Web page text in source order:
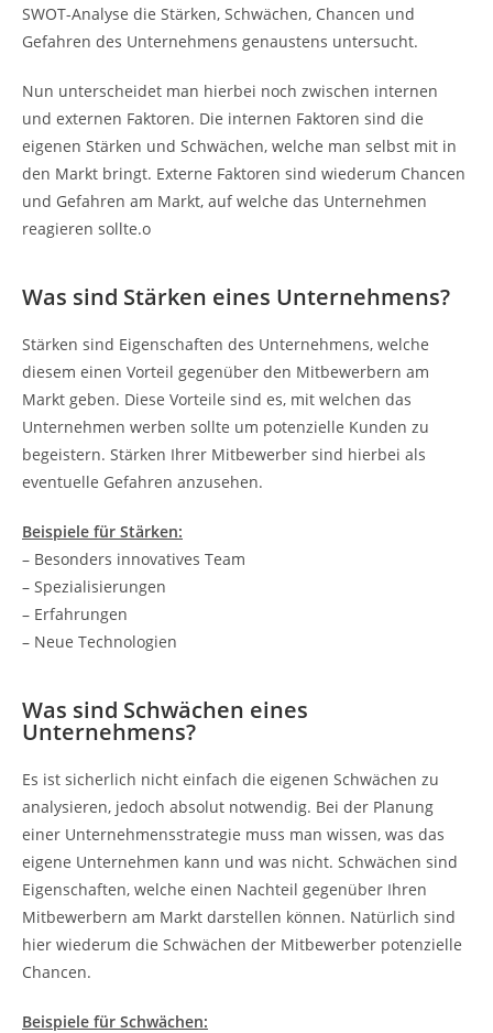
SWOT-Analyse die Stärken, Schwächen, Chancen und
Gefahren des Unternehmens genaustens untersucht.
Nun unterscheidet man hierbei noch zwischen internen
und externen Faktoren. Die internen Faktoren sind die
eigenen Stärken und Schwächen, welche man selbst mit in
den Markt bringt. Externe Faktoren sind wiederum Chancen
und Gefahren am Markt, auf welche das Unternehmen
reagieren sollte.o
Was sind Stärken eines Unternehmens?
Stärken sind Eigenschaften des Unternehmens, welche
diesem einen Vorteil gegenüber den Mitbewerbern am
Markt geben. Diese Vorteile sind es, mit welchen das
Unternehmen werben sollte um potenzielle Kunden zu
begeistern. Stärken Ihrer Mitbewerber sind hierbei als
eventuelle Gefahren anzusehen.
Beispiele für Stärken:
– Besonders innovatives Team
– Spezialisierungen
– Erfahrungen
– Neue Technologien
Was sind Schwächen eines
Unternehmens?
Es ist sicherlich nicht einfach die eigenen Schwächen zu
analysieren, jedoch absolut notwendig. Bei der Planung
einer Unternehmensstrategie muss man wissen, was das
eigene Unternehmen kann und was nicht. Schwächen sind
Eigenschaften, welche einen Nachteil gegenüber Ihren
Mitbewerbern am Markt darstellen können. Natürlich sind
hier wiederum die Schwächen der Mitbewerber potenzielle
Chancen.
Beispiele für Schwächen: